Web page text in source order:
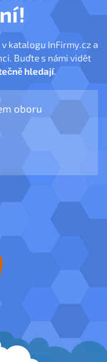
katalogu InFirmy.cz a
Buďte s námi vidět
hledají.
oboru